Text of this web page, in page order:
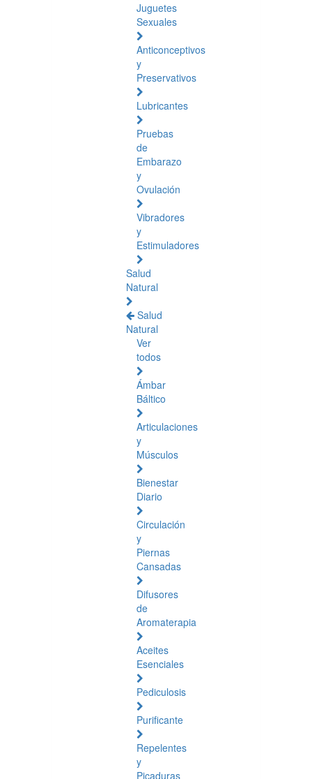
Juguetes
Sexuales
Anticonceptivos
y
Preservativos
Lubricantes
Pruebas
de
Embarazo
y
Ovulación
Vibradores
y
Estimuladores
Salud
Natural
Salud
Natural
Ver
todos
Ámbar
Báltico
Articulaciones
y
Músculos
Bienestar
Diario
Circulación
y
Piernas
Cansadas
Difusores
de
Aromaterapia
Aceites
Esenciales
Pediculosis
Purificante
Repelentes
y
Picaduras